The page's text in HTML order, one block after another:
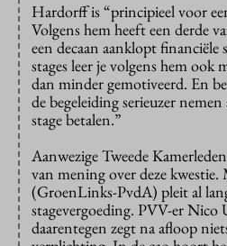
Hardorff is “principieel voor
Volgens hem heeft een derde
een decaan aanklopt financiële
stages leer je volgens hem ook
dan minder gemotiveerd. En
de begeleiding serieuzer
stage betalen.”
Aanwezige Tweede
van mening over deze kwestie.
(GroenLinks-PvdA) pleit al
stagevergoeding. PVV-er Nico
daarentegen zegt na afloop